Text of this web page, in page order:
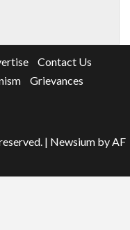
Contact Us
Grievances
| Newsiumby AF